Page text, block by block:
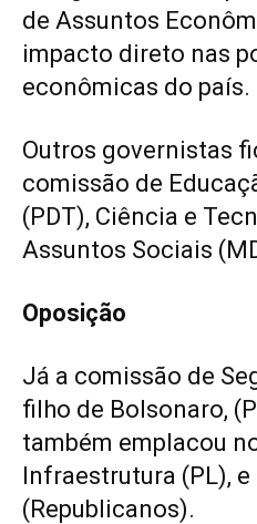
de Assuntos
impacto direto nas
econômicas do país.
Outros governistas
comissão de
(PDT), Ciência e
Assuntos Sociais
Oposição
Já a comissão de
filho de Bolsonaro,
também emplacou
Infraestrutura (PL),
(Republicanos).